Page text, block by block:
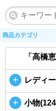
商品カテゴリ
「高橋
＋ レディ
＋ 小物